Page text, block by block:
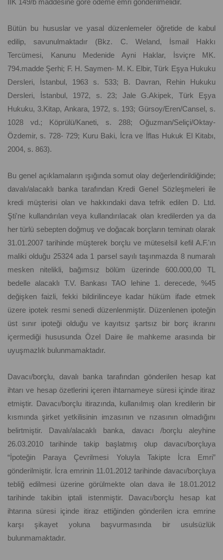
Bütün bu hususlar ve yasal düzenlemeler öğretide de kabul
edilip, savunulmaktadır (Bkz. C. Weland, İsmail Hakkı
Tercümesi, Kanunu Medenide Ayni Haklar, İsviçre MK.
794.madde Şerhi; F. H. Saymen- M. K. Elbir, Türk Eşya Hukuku
Dersleri, İstanbul, 1963 s. 533; B. Davran, Rehin Hukuku
Dersleri, İstanbul, 1972, s. 23; Jale G.Akipek, Türk Eşya
Hukuku, 3.Kitap, Ankara, 1972, s. 193; Gürsoy/Eren/Cansel, s.
1028 vd.; Köprülü/Kaneti, s. 288; Oğuzman/Seliçi/Oktay-
Özdemir, s. 728- 729; Kuru Baki, İcra ve İflas Hukuk El Kitabı,
2004, s. 863).
Bu genel açıklamaların ışığında somut olay değerlendirildiğinde;
davalı/alacaklı banka tarafından Kredi Genel Sözleşmeleri ile
kredi müşterisi olan ve hakkındaki dava tefrik edilen D. Ltd.
Şti'ne kullandırılan veya kullandırılacak olan kredilerden ya da
her türlü sebepten doğmuş ve doğacak borçların teminatı olarak
31.01.2007 tarihinde müşterek borçlu ve müteselsil kefil A.F.'ın
maliki olduğu 25324 ada 1 parsel sayılı taşınmazda 8 numaralı
mesken nitelikli, bağımsız bölüm üzerinde 600.000,00 TL
bedelle alacaklı T.V. Bankası TAO lehine 1. derecede, %45
değişken faizli, fekki bildirilinceye kadar hüküm ifade etmek
üzere ipotek resmi senedi düzenlenmiştir. Düzenlenen ipoteğin
üst sınır ipoteği olduğu ve kayıtsız şartsız bir borç ikrarını
içermediği hususunda Özel Daire ile mahkeme arasında bir
uyuşmazlık bulunmamaktadır.
Davacı/borçlu, davalı banka tarafından gönderilen hesap kat
ihtarı ve hesap özetlerini içeren ihtarnameye süresi içinde itiraz
etmiştir. Davacı/borçlu itirazında, kullanılmış olan kredilerin bir
kısmında şirket yetkilisinin imzasının ve rızasının olmadığını
belirtmiştir. Davalı/alacaklı banka, davacı /borçlu aleyhine
26.03.2010 tarihinde takip başlatmış olup davacı/borçluya
“İpoteğin Paraya Çevrilmesi Yoluyla Takipte İcra Emri”
gönderilmiştir. İcra emrinin 11.01.2012 tarihinde davacı/borçluya
tebliğ edilmesi üzerine görülmekte olan dava ile 18.01.2012
tarihinde takibin iptali istenmiştir. Davacı/borçlu hesap kat
ihtarına süresi içinde itiraz ettiğinden gönderilen icra emrine
karşı şikayet yoluna başvurmasında bir usulsüzlük
bulunmamaktadır.